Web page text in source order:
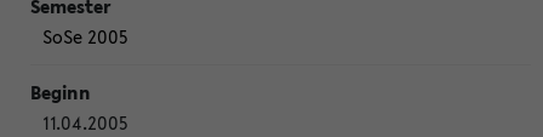
SoSe 2005
11.04.2005